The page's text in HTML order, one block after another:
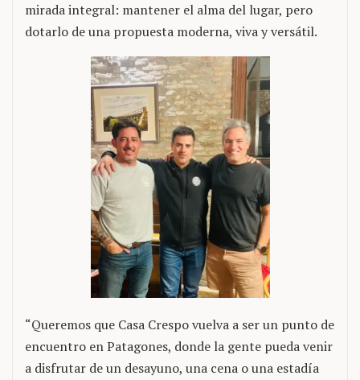
mirada integral: mantener el alma del lugar, pero
dotarlo de una propuesta moderna, viva y versátil.
“Queremos que Casa Crespo vuelva a ser un punto de
encuentro en Patagones, donde la gente pueda venir
a disfrutar de un desayuno, una cena o una estadía